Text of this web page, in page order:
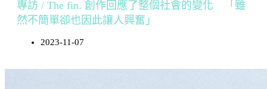
專訪 / The fin. 創作回應了整個社會的變化 「雖
然不簡單卻也因此讓人興奮」
2023-11-07